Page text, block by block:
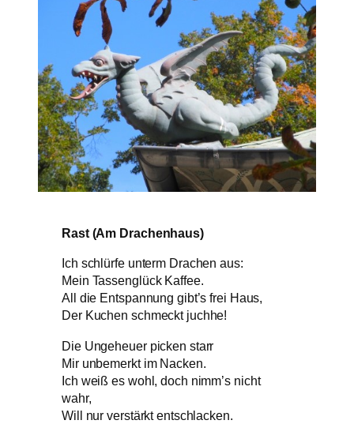
Rast (Am Drachenhaus)
Ich schlürfe unterm Drachen aus:
Mein Tassenglück Kaffee.
All die Entspannung gibt’s frei Haus,
Der Kuchen schmeckt juchhe!
Die Ungeheuer picken starr
Mir unbemerkt im Nacken.
Ich weiß es wohl, doch nimm’s nicht
wahr,
Will nur verstärkt entschlacken.